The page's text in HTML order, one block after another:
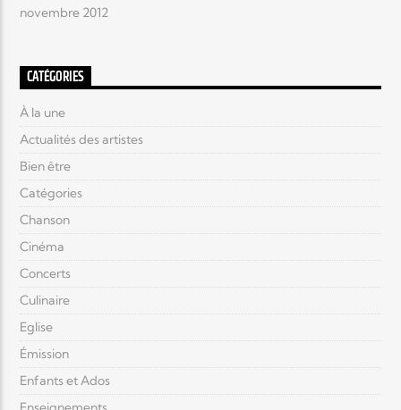
novembre 2012
CATÉGORIES
À la une
Actualités des artistes
Bien être
Catégories
Chanson
Cinéma
Concerts
Culinaire
Eglise
Émission
Enfants et Ados